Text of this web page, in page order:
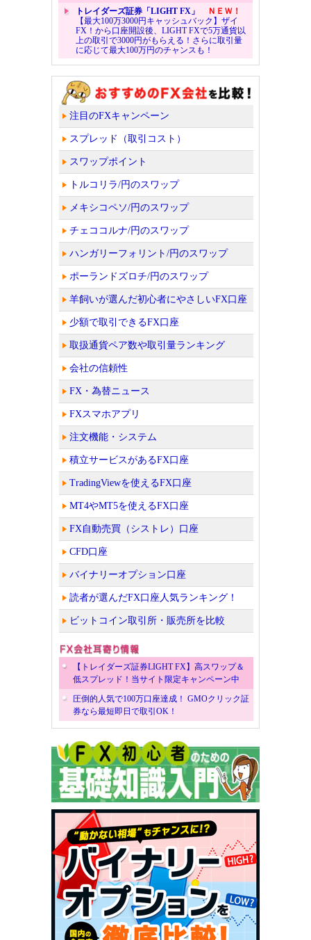
トレイダーズ証券「LIGHT FX」
ＮＥＷ！
【最大100万3000円キャッシュバック】ザイ
FX！から口座開設後、LIGHT FXで5万通貨以
上の取引で3000円がもらえる！さらに取引量
に応じて最大100万円のチャンスも！
注目のFXキャンペーン
スプレッド（取引コスト）
スワップポイント
トルコリラ/円のスワップ
メキシコペソ/円のスワップ
チェココルナ/円のスワップ
ハンガリーフォリント/円のスワップ
ポーランドズロチ/円のスワップ
羊飼いが選んだ初心者にやさしいFX口座
少額で取引できるFX口座
取扱通貨ペア数や取引量ランキング
会社の信頼性
FX・為替ニュース
FXスマホアプリ
注文機能・システム
積立サービスがあるFX口座
TradingViewを使えるFX口座
MT4やMT5を使えるFX口座
FX自動売買（シストレ）口座
CFD口座
バイナリーオプション口座
読者が選んだFX口座人気ランキング！
ビットコイン取引所・販売所を比較
【トレイダーズ証券LIGHT FX】高スワップ＆
低スプレッド！当サイト限定キャンペーン中
圧倒的人気で100万口座達成！ GMOクリック証
券なら最短即日で取引OK！